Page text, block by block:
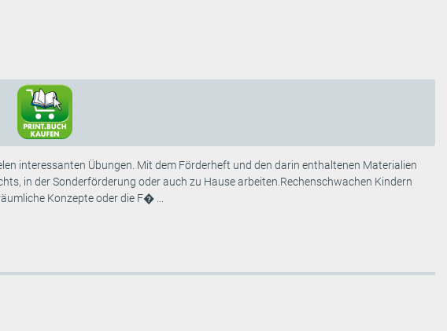
interessanten Übungen. Mit dem Förderheft und den darin enthaltenen Materialien
in der Sonderförderung oder auch zu Hause arbeiten.Rechenschwachen Kindern
Konzepte oder die F� ...